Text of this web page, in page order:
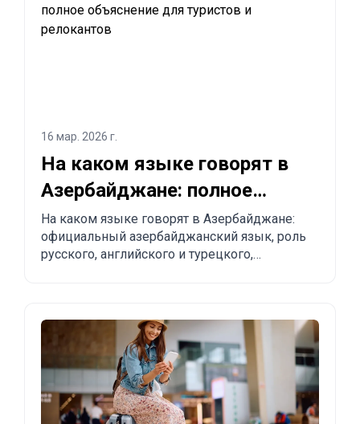
16 мар. 2026 г.
На каком языке говорят в
Азербайджане: полное
объяснение для туристов и
релокантов
На каком языке говорят в Азербайджане:
официальный азербайджанский язык, роль
русского, английского и турецкого,